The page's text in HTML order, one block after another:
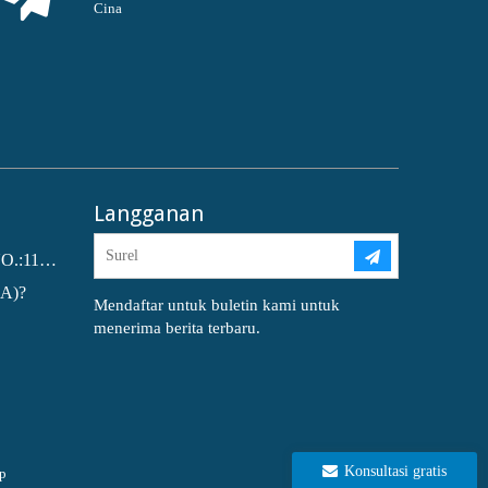
Konsultasi gratis
Cina
Dioctyl phthalate (DOP) CAS NO.:117-81-7
Langganan
Mendaftar untuk buletin kami untuk
menerima berita terbaru.